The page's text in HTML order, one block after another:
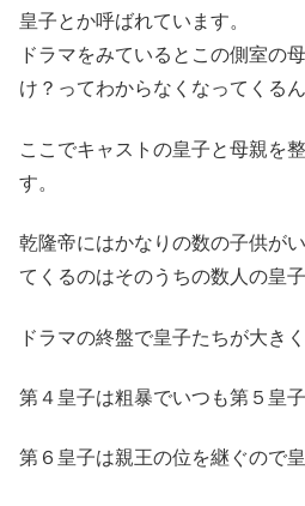
皇子とか呼ばれています。
ドラマをみているとこの側室の
け？ってわからなくなってくるん
ここでキャストの皇子と母親を
す。
乾隆帝にはかなりの数の子供が
てくるのはそのうちの数人の皇子
ドラマの終盤で皇子たちが大き
第４皇子は粗暴でいつも第５皇
第６皇子は親王の位を継ぐので